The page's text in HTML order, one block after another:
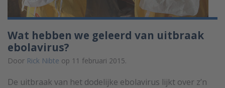
Wat hebben we geleerd van uitbraak
ebolavirus?
Door Rick Nibte op 11 februari 2015.
De uitbraak van het dodelijke ebolavirus lijkt over z’n